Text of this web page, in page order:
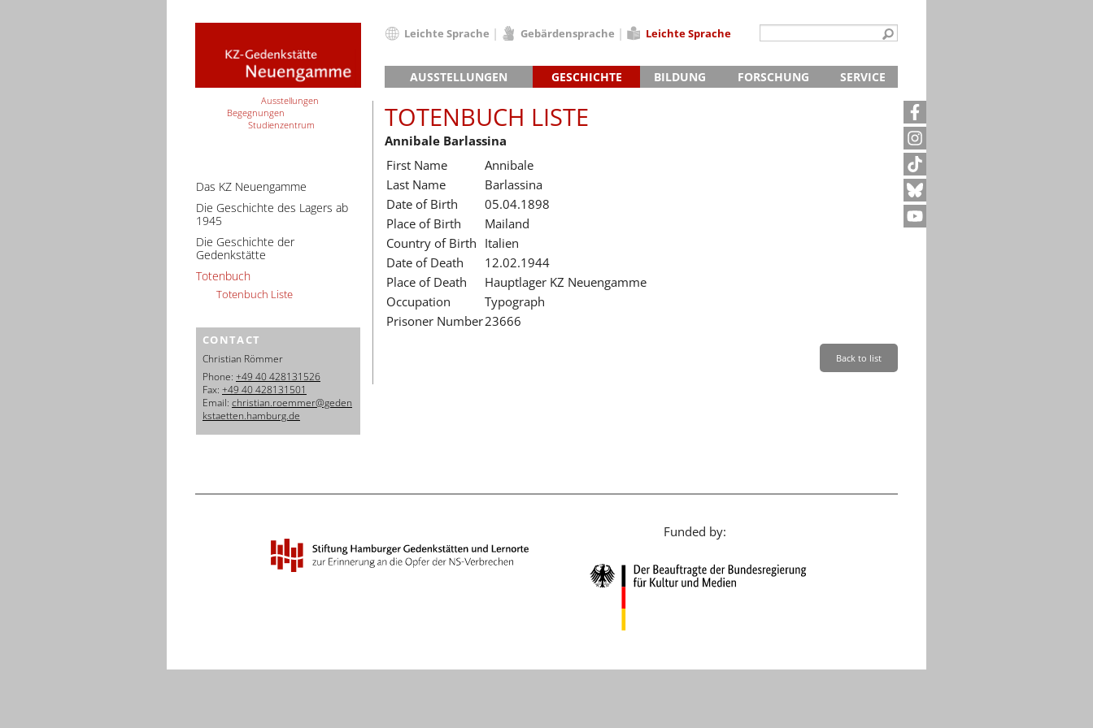
AUSSTELLUNGEN
Lager-SS
Klinkerwerk
Walther-Werke
Gefängnismauer
Haus des Gedenkens
GESCHICHTE
Die Geschichte des Lagers ab 1945
BILDUNG FORSCHUNG
SERVICE
Archivanfrage
Kurze Information
Leichte Sprache
English
Dansk
Español
Italiano
Nederlands
Português
Türkçe
Yкраїнський
Русский
עברית
Gebärdensprache Leichte Sprache
TOTENBUCH LISTE
Annibale Barlassina
First Name
Annibale
Last Name
Barlassina
Date of Birth
05.04.1898
Place of Birth
Mailand
Country of Birth Italien
Date of Death
12.02.1944
Place of Death
Hauptlager KZ Neuengamme
Occupation
Typograph
Prisoner Number23666
Back to list
Ausstellungen
Begegnungen
Studienzentrum
Das KZ Neuengamme
Die Geschichte des Lagers ab
1945
Die Geschichte der
Gedenkstätte
Totenbuch
Totenbuch Liste
CONTACT
Christian Römmer
Phone: +49 40 428131526
Fax: +49 40 428131501
Email: christian.roemmer@geden
kstaetten.hamburg.de
Funded by: